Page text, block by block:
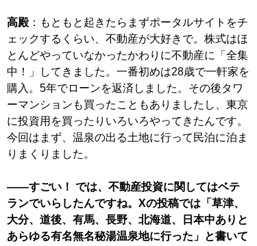
高殿：もともと起きたらまずポータルサイトをチ
ェックするくらい、不動産が大好きで。株式はほ
とんどやっていなかったかわりに不動産に「全集
中！」してきました。一番初めは28歳で一軒家を
購入。5年でローンを返済しました。その後タワ
ーマンションも買ったこともありましたし、東京
に投資用を買ったりいろいろやってきたんです。
今回はまず、温泉の出る土地に行って民泊に泊ま
りまくりました。
――すごい！ では、不動産投資に関してはベテ
ランでいらしたんですね。Xの投稿では「草津、
大分、道後、有馬、長野、北海道、日本中ありと
あらゆる有名無名秘湯温泉地に行った」と書いて